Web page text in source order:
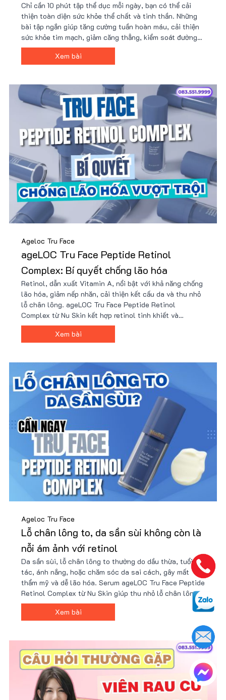
Chỉ cần 10 phút tập thể dục mỗi ngày, bạn có thể cải
thiện toàn diện sức khỏe thể chất và tinh thần. Những
bài tập ngắn giúp tăng cường tuần hoàn máu, cải thiện
sức khỏe tim mạch, giảm căng thẳng, kiểm soát đường
huyết, hỗ trợ giảm cân, tăng cường hệ miễn dịch và
nâng cao năng suất làm việc.
Xem bài
Ageloc Tru Face
ageLOC Tru Face Peptide Retinol
Complex: Bí quyết chống lão hóa
Retinol, dẫn xuất Vitamin A, nổi bật với khả năng chống
lão hóa, giảm nếp nhăn, cải thiện kết cấu da và thu nhỏ
lỗ chân lông. ageLOC Tru Face Peptide Retinol
Complex từ Nu Skin kết hợp retinol tinh khiết và
peptide tiên tiến, mang lại hiệu quả vượt trội mà không
gây kích ứng. Mua sản phẩm giá tốt kèm nhiều quà tặng.
Xem bài
Ageloc Tru Face
Lỗ chân lông to, da sần sùi không còn là
nỗi ám ảnh với retinol
Da sần sùi, lỗ chân lông to thường do dầu thừa, tuổi
tác, ánh nắng, hoặc chăm sóc da sai cách, gây mất
thẩm mỹ và dễ lão hóa. Serum ageLOC Tru Face Peptide
Retinol Complex từ Nu Skin giúp thu nhỏ lỗ chân lông,
cải thiện kết cấu da và tăng độ đàn hồi nhờ công nghệ
peptide và retinol tiên tiến. Nhận ưu đãi từ Nu88 ngay!
Xem bài